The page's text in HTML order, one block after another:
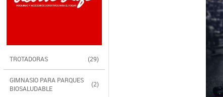
TROTADORAS (29)
GIMNASIO PARA PARQUES
BIOSALUDABLE
(2)